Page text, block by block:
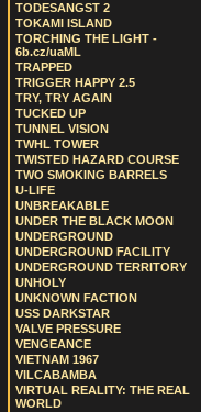
TODESANGST 2
TOKAMI ISLAND
TORCHING THE LIGHT -
6b.cz/uaML
TRAPPED
TRIGGER HAPPY 2.5
TRY, TRY AGAIN
TUCKED UP
TUNNEL VISION
TWHL TOWER
TWISTED HAZARD COURSE
TWO SMOKING BARRELS
U-LIFE
UNBREAKABLE
UNDER THE BLACK MOON
UNDERGROUND
UNDERGROUND FACILITY
UNDERGROUND TERRITORY
UNHOLY
UNKNOWN FACTION
USS DARKSTAR
VALVE PRESSURE
VENGEANCE
VIETNAM 1967
VILCABAMBA
VIRTUAL REALITY: THE REAL
WORLD